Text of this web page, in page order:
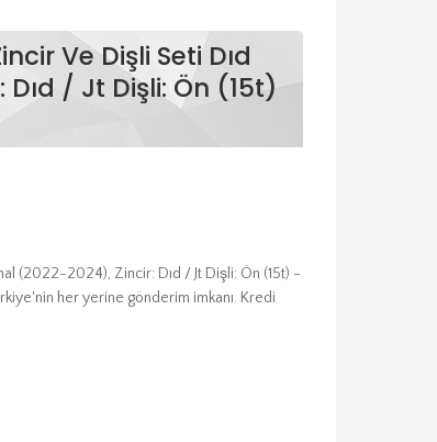
Ve Dişli Seti Dıd
/ Jt Dişli: Ön (15t)
(2022-2024), Zincir: Dıd / Jt Dişli: Ön (15t) -
her yerine gönderim imkanı. Kredi